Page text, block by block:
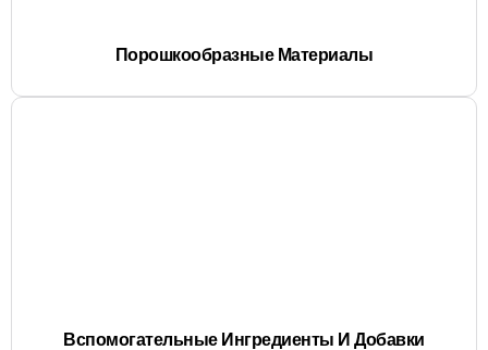
Порошкообразные Материалы
Вспомогательные Ингредиенты И Добавки